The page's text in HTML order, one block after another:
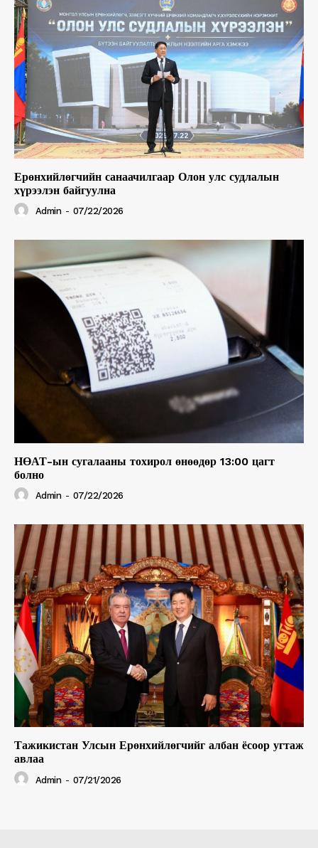
Ерөнхийлөгчийн санаачилгаар Олон улс судлалын
хүрээлэн байгуулна
Admin - 07/22/2026
НӨАТ-ын сугалааны тохирол өнөөдөр 13:00 цагт
болно
Admin - 07/22/2026
Тажикистан Улсын Ерөнхийлөгчийг албан ёсоор угтаж
авлаа
Admin - 07/21/2026